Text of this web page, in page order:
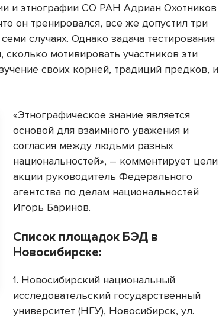
и этнографии СО РАН Адриан Охотников
он тренировался, все же допустил три
случаях. Однако задача тестирования
мотивировать участников эти
своих корней, традиций предков, и
«Этнографическое знание является
основой для взаимного уважения и
согласия между людьми разных
национальностей», – комментирует цели
акции руководитель Федерального
агентства по делам национальностей
Игорь Баринов.
Список площадок БЭД в
Новосибирске:
1. Новосибирский национальный
исследовательский государственный
университет (НГУ), Новосибирск, ул.